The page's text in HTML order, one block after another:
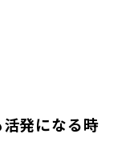
発になる時